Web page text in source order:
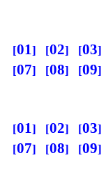
01 02 03
07
08 09
01 02 03
07
08 09